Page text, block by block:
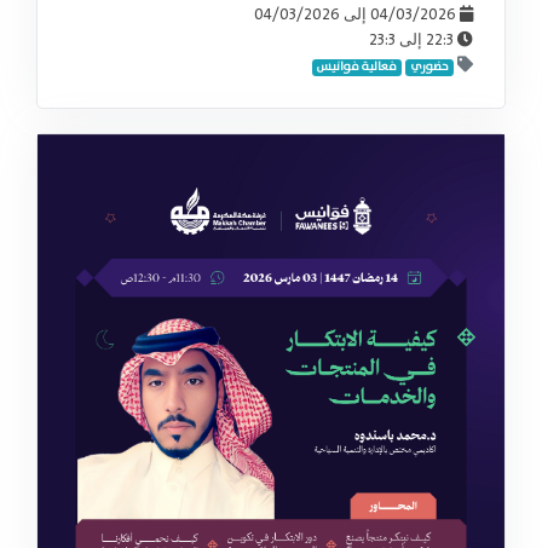
04/03/2026
إلى 04/03/2026
22:3
إلى 23:3
حضوري فعالية فوانيس